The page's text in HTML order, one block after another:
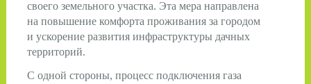
своего земельного участка. Эта мера направлена
на повышение комфорта проживания за городом
и ускорение развития инфраструктуры дачных
территорий.
С одной стороны, процесс подключения газа